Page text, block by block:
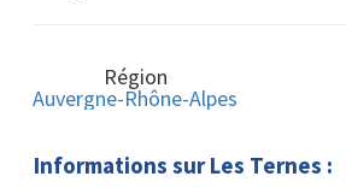
Région
Auvergne-Rhône-Alpes
Informations sur Les Ternes :